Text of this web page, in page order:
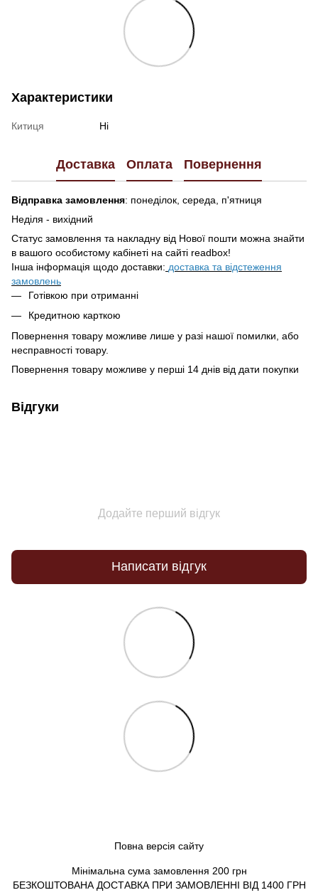
Характеристики
Китиця Ні
Доставка Оплата Повернення
Відправка замовлення: понеділок, середа, п'ятниця
Неділя - вихідний
Статус замовлення та накладну від Нової пошти можна знайти
в вашого особистому кабінеті на сайті readbox!
Інша інформація щодо доставки: доставка та відстеження
замовлень
Готівкою при отриманні
Кредитною карткою
Повернення товару можливе лише у разі нашої помилки, або
несправності товару.
Повернення товару можливе у перші 14 днів від дати покупки
Відгуки
Додайте перший відгук
Написати відгук
Повна версія сайту
Мінімальна сума замовлення 200 грн
БЕЗКОШТОВАНА ДОСТАВКА ПРИ ЗАМОВЛЕННІ ВІД 1400 ГРН